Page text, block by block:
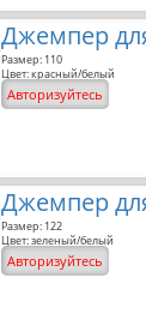
Джемпер
Размер: 110
Цвет: красный/белый
Авторизуйтесь
Джемпер
Размер: 122
Цвет: зеленый/белый
Авторизуйтесь